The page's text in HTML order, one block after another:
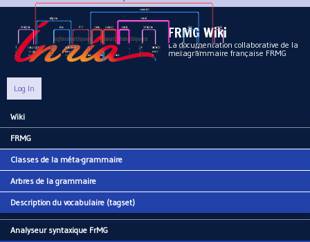
Aller au contenu principal
FRMG Wiki
La documentation collaborative de la
metagrammaire française FRMG
Log In
Main menu
Wiki
FRMG
Classes de la méta-grammaire
Arbres de la grammaire
Description du vocabulaire (tagset)
Analyseur syntaxique FrMG